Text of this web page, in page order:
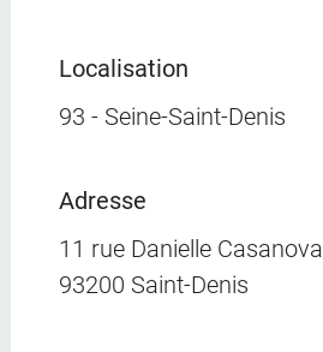
Localisation
93 - Seine-Saint-Denis
Adresse
11 rue Danielle Casanova
93200 Saint-Denis